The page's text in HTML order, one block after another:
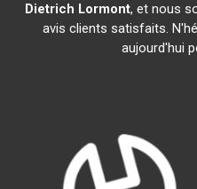
Dietrich Lormont, et nous
avis clients satisfaits.
aujourd'hui